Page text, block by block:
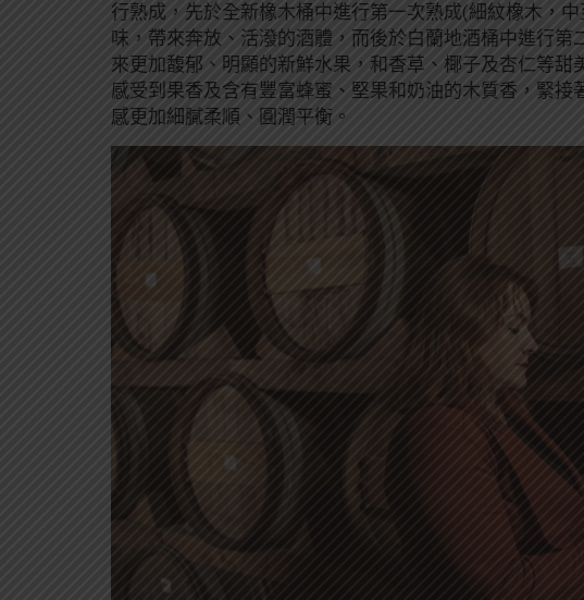
行熟成，先於全新橡木桶中進行第一次熟成(細紋橡木，
味，帶來奔放、活潑的酒體，而後於白蘭地酒桶中進行
來更加馥郁、明顯的新鮮水果，和香草、椰子及杏仁等
感受到果香及含有豐富蜂蜜、堅果和奶油的木質香，緊接
感更加細膩柔順、圓潤平衡。